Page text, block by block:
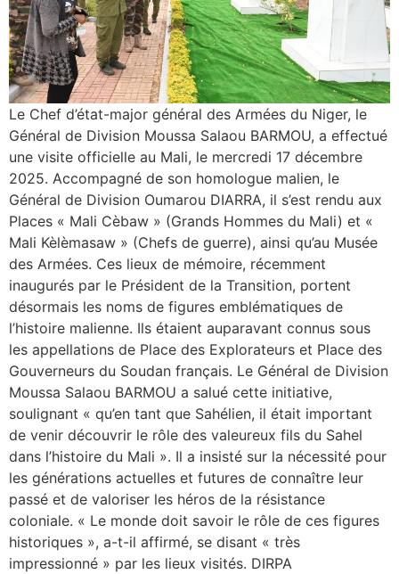
Le Chef d’état-major général des Armées du Niger, le
Général de Division Moussa Salaou BARMOU, a effectué
une visite officielle au Mali, le mercredi 17 décembre
2025. Accompagné de son homologue malien, le
Général de Division Oumarou DIARRA, il s’est rendu aux
Places « Mali Cèbaw » (Grands Hommes du Mali) et «
Mali Kèlèmasaw » (Chefs de guerre), ainsi qu’au Musée
des Armées. Ces lieux de mémoire, récemment
inaugurés par le Président de la Transition, portent
désormais les noms de figures emblématiques de
l’histoire malienne. Ils étaient auparavant connus sous
les appellations de Place des Explorateurs et Place des
Gouverneurs du Soudan français. Le Général de Division
Moussa Salaou BARMOU a salué cette initiative,
soulignant « qu’en tant que Sahélien, il était important
de venir découvrir le rôle des valeureux fils du Sahel
dans l’histoire du Mali ». Il a insisté sur la nécessité pour
les générations actuelles et futures de connaître leur
passé et de valoriser les héros de la résistance
coloniale. « Le monde doit savoir le rôle de ces figures
historiques », a-t-il affirmé, se disant « très
impressionné » par les lieux visités. DIRPA